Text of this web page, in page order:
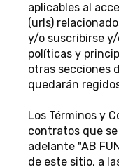
aplicables al
(urls)
y/o suscribirse
políticas y
otras secciones
quedarán
Los Términos y
contratos que
adelante "AB
de este sitio, a